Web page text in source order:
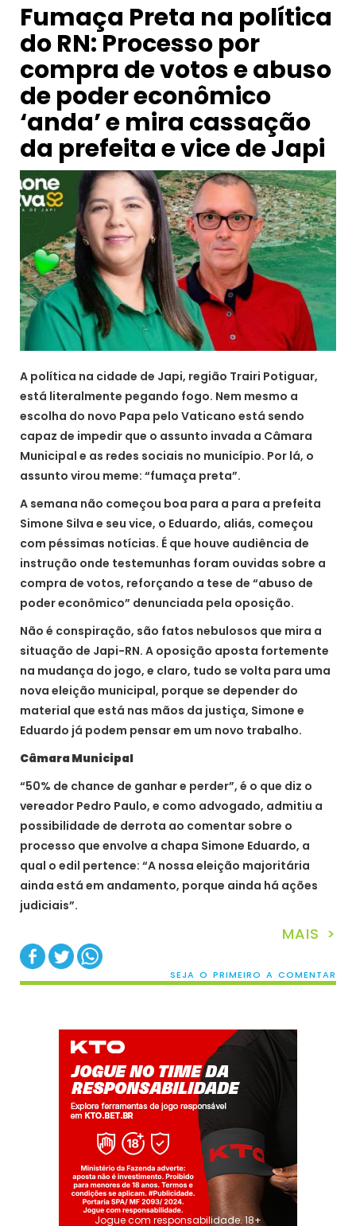
t
i
Fumaça Preta na política
do RN: Processo por
compra de votos e abuso
de poder econômico
‘anda’ e mira cassação
da prefeita e vice de Japi
A política na cidade de Japi, região Trairi Potiguar,
está literalmente pegando fogo. Nem mesmo a
escolha do novo Papa pelo Vaticano está sendo
capaz de impedir que o assunto invada a Câmara
Municipal e as redes sociais no município. Por lá, o
assunto virou meme: “fumaça preta”.
A semana não começou boa para a para a prefeita
Simone Silva e seu vice, o Eduardo, aliás, começou
com péssimas notícias. É que houve audiência de
instrução onde testemunhas foram ouvidas sobre a
compra de votos, reforçando a tese de “abuso de
poder econômico” denunciada pela oposição.
Não é conspiração, são fatos nebulosos que mira a
situação de Japi-RN. A oposição aposta fortemente
na mudança do jogo, e claro, tudo se volta para uma
nova eleição municipal, porque se depender do
material que está nas mãos da justiça, Simone e
Eduardo já podem pensar em um novo trabalho.
Câmara Municipal
“50% de chance de ganhar e perder”, é o que diz o
vereador Pedro Paulo, e como advogado, admitiu a
possibilidade de derrota ao comentar sobre o
processo que envolve a chapa Simone Eduardo, a
qual o edil pertence: “A nossa eleição majoritária
ainda está em andamento, porque ainda há ações
judiciais”.
MAIS >
SEJA O PRIMEIRO A COMENTAR
Jogue com responsabilidade. 18+